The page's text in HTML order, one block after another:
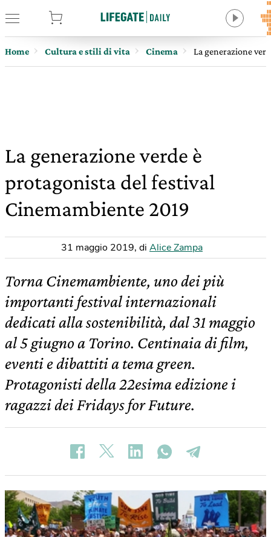
Home Cultura e stili di vita Cinema La generazione
La generazione verde è
protagonista del festival
Cinemambiente 2019
31 maggio 2019, di Alice Zampa
Torna Cinemambiente, uno dei più
importanti festival internazionali
dedicati alla sostenibilità, dal 31 maggio
al 5 giugno a Torino. Centinaia di film,
eventi e dibattiti a tema green.
Protagonisti della 22esima edizione i
ragazzi dei Fridays for Future.